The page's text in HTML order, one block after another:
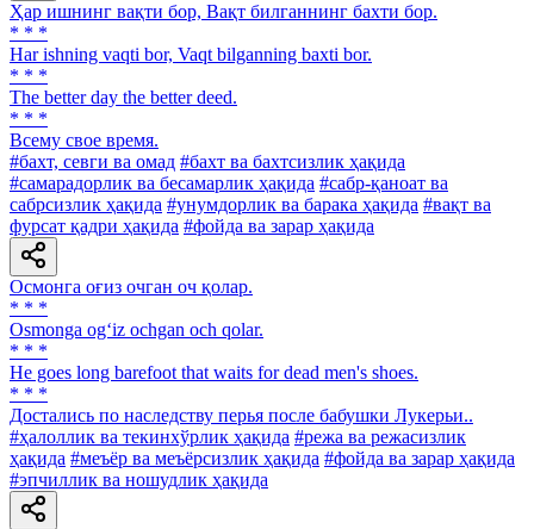
Ҳар ишнинг вақти бор, Вақт билганнинг бахти бор.
* * *
Har ishning vaqti bor, Vaqt bilganning baxti bor.
* * *
The better day the better deed.
* * *
Всему свое время.
#бахт, севги ва омад #бахт ва бахтсизлик ҳақида
#самарадорлик ва бесамарлик ҳақида #сабр-қаноат ва
сабрсизлик ҳақида #унумдорлик ва барака ҳақида #вақт ва
фурсат қадри ҳақида #фойда ва зарар ҳақида
Осмонга оғиз очган оч қолар.
* * *
Osmonga og‘iz ochgan och qolar.
* * *
Не goes long barefoot that waits for dead men's shoes.
* * *
Достались по наследству перья после бабушки Лукерьи..
#ҳалоллик ва текинхўрлик ҳақида #режа ва режасизлик
ҳақида #меъёр ва меъёрсизлик ҳақида #фойда ва зарар ҳақида
#эпчиллик ва ношудлик ҳақида